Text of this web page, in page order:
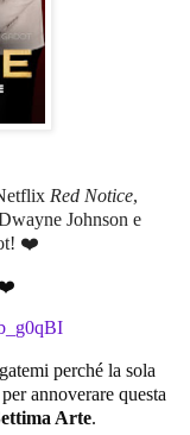
Red Notice,
Johnson e
❤️
❤️
perché la sola
annoverare questa
Arte.